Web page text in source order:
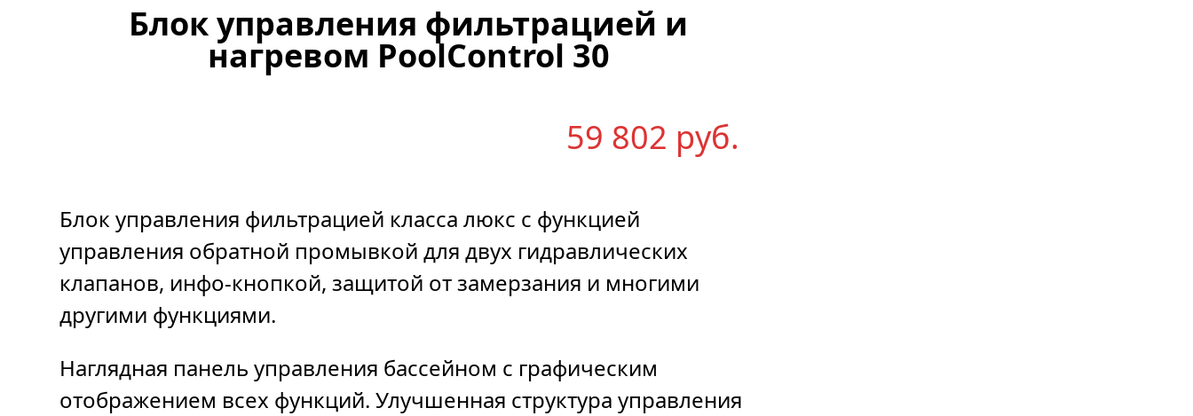
Блок управления фильтрацией и
нагревом PoolСontrol 30
59 802 руб.
Блок управления фильтрацией класса люкс с функцией
управления обратной промывкой для двух гидравлических
клапанов, инфо-кнопкой, защитой от замерзания и многими
другими функциями.
Наглядная панель управления бассейном с графическим
отображением всех функций. Улучшенная структура управления